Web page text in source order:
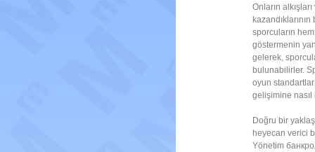
Onların
sporcuların
göstermenin
gelerek,
bulunabilirler.
oyun
gelişimine
Doğru bir
heyecan verici
Yönetim